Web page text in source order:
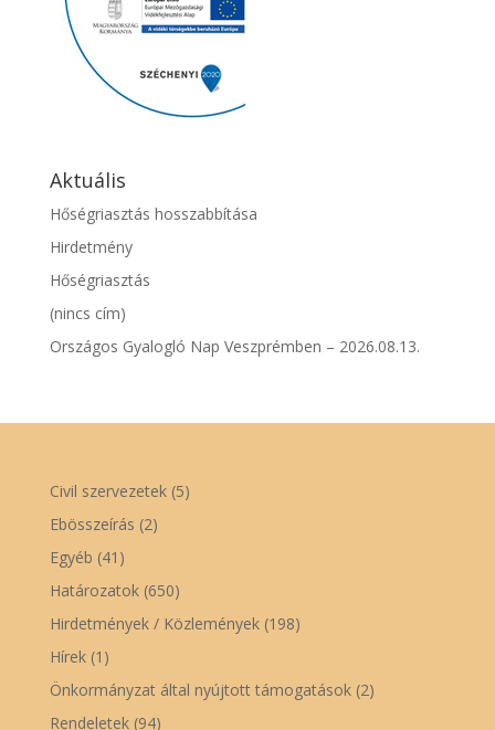
Aktuális
Hőségriasztás hosszabbítása
Hirdetmény
Hőségriasztás
(nincs cím)
Országos Gyalogló Nap Veszprémben – 2026.08.13.
Civil szervezetek(5)
Ebösszeírás (2)
Egyéb (41)
Határozatok(650)
Hirdetmények / Közlemények(198)
Hírek(1)
Önkormányzat által nyújtott támogatások(2)
Rendeletek(94)